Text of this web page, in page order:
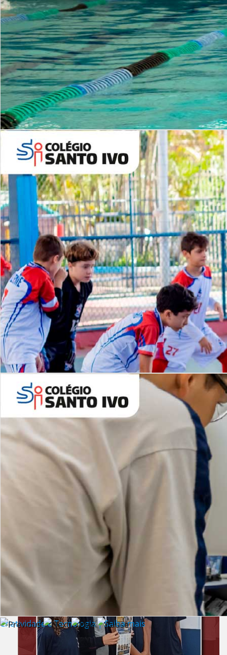
Período Integral | Saiba mais
Desafios | Saiba mais
Criatividade e Tecnologia | Saiba mais
INSTITUCIONAL
Lista de vídeos
NOSSOCANAL